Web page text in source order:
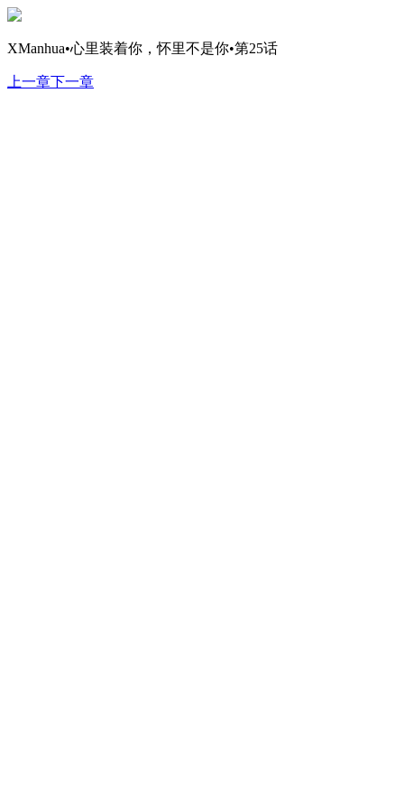
XManhua•心里装着你，怀里不是你•第25话
上一章下一章